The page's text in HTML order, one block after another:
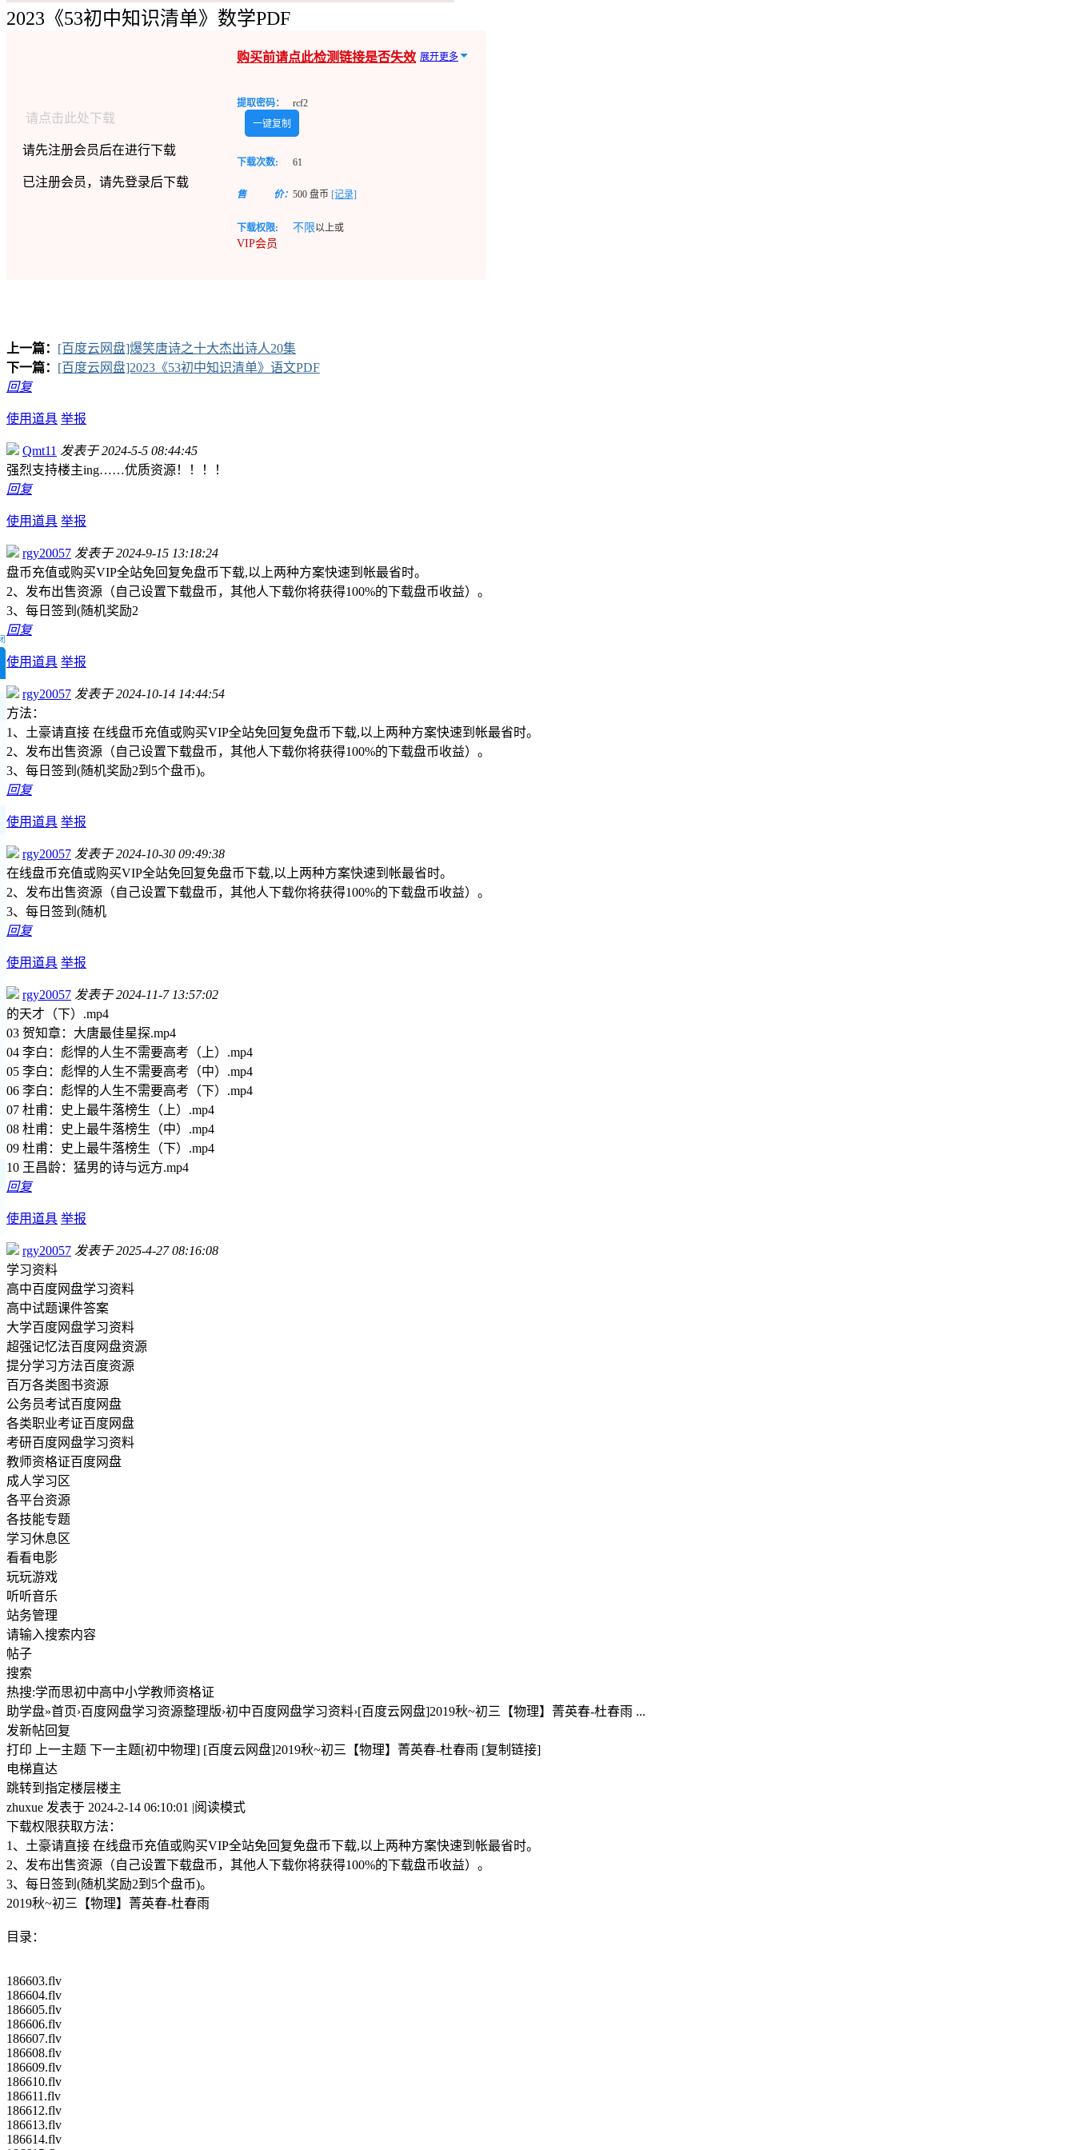
2023《53初中知识清单》数学PDF
请点击此处下载
请先注册会员后在进行下载
已注册会员，请先登录后下载
购买前请点此检测链接是否失效 展开更多
提取密码：
rcf2
一键复制
下载次数: 61
售 价： 500 盘币 [记录]
下载权限: 不限以上或
VIP会员
上一篇： [百度云网盘]爆笑唐诗之十大杰出诗人20集
下一篇： [百度云网盘]2023《53初中知识清单》语文PDF
回复
使用道具 举报
Qmt11 发表于 2024-5-5 08:44:45
强烈支持楼主ing……优质资源！！！！
回复
使用道具 举报
rgy20057 发表于 2024-9-15 13:18:24
盘币充值或购买VIP全站免回复免盘币下载,以上两种方案快速到帐最省时。
2、发布出售资源（自己设置下载盘币，其他人下载你将获得100%的下载盘币收益）。
3、每日签到(随机奖励2
回复
使用道具 举报
rgy20057 发表于 2024-10-14 14:44:54
方法：
1、土豪请直接 在线盘币充值或购买VIP全站免回复免盘币下载,以上两种方案快速到帐最省时。
2、发布出售资源（自己设置下载盘币，其他人下载你将获得100%的下载盘币收益）。
3、每日签到(随机奖励2到5个盘币)。
回复
使用道具 举报
rgy20057 发表于 2024-10-30 09:49:38
在线盘币充值或购买VIP全站免回复免盘币下载,以上两种方案快速到帐最省时。
2、发布出售资源（自己设置下载盘币，其他人下载你将获得100%的下载盘币收益）。
3、每日签到(随机
回复
使用道具 举报
rgy20057 发表于 2024-11-7 13:57:02
的天才（下）.mp4
03 贺知章：大唐最佳星探.mp4
04 李白：彪悍的人生不需要高考（上）.mp4
05 李白：彪悍的人生不需要高考（中）.mp4
06 李白：彪悍的人生不需要高考（下）.mp4
07 杜甫：史上最牛落榜生（上）.mp4
08 杜甫：史上最牛落榜生（中）.mp4
09 杜甫：史上最牛落榜生（下）.mp4
10 王昌龄：猛男的诗与远方.mp4
回复
使用道具 举报
rgy20057 发表于 2025-4-27 08:16:08
学习资料
高中百度网盘学习资料
高中试题课件答案
大学百度网盘学习资料
超强记忆法百度网盘资源
提分学习方法百度资源
百万各类图书资源
公务员考试百度网盘
各类职业考证百度网盘
考研百度网盘学习资料
教师资格证百度网盘
成人学习区
各平台资源
各技能专题
学习休息区
看看电影
玩玩游戏
听听音乐
站务管理
请输入搜索内容
帖子
搜索
热搜:学而思初中高中小学教师资格证
助学盘»首页›百度网盘学习资源整理版›初中百度网盘学习资料›[百度云网盘]2019秋~初三【物理】菁英春-杜春雨 ...
发新帖回复
打印 上一主题 下一主题[初中物理] [百度云网盘]2019秋~初三【物理】菁英春-杜春雨 [复制链接]
电梯直达
跳转到指定楼层楼主
zhuxue 发表于 2024-2-14 06:10:01 |阅读模式
下载权限获取方法：
1、土豪请直接 在线盘币充值或购买VIP全站免回复免盘币下载,以上两种方案快速到帐最省时。
2、发布出售资源（自己设置下载盘币，其他人下载你将获得100%的下载盘币收益）。
3、每日签到(随机奖励2到5个盘币)。
2019秋~初三【物理】菁英春-杜春雨
目录：
186603.flv
186604.flv
186605.flv
186606.flv
186607.flv
186608.flv
186609.flv
186610.flv
186611.flv
186612.flv
186613.flv
186614.flv